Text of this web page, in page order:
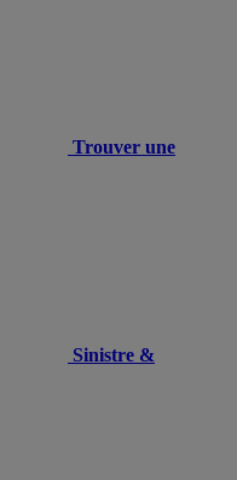
Trouver une
Sinistre &